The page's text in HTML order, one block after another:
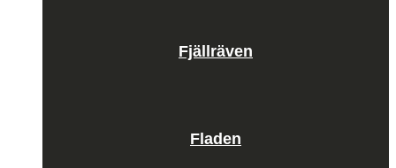
Fjällräven
Fladen